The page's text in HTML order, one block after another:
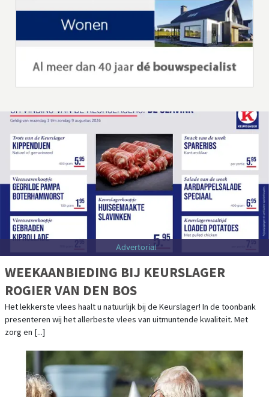
waar zij nog kunnen genieten van het leven? Waar zij veel vrijheid
ervaren? Waar [...]
2 augustus 2026, 21:58 uur| sport
AZ OVERTUIGT TEGEN TIENTAL PSV EN
VEROVERT JOHAN CRUIJFF SCHAAL
EINDHOVEN – AZ heeft het nieuwe seizoen geopend met een prijs. Na
de winst van de KNVB-beker legde de ploeg van trainer Leeroy Echteld
ook beslag op [...]